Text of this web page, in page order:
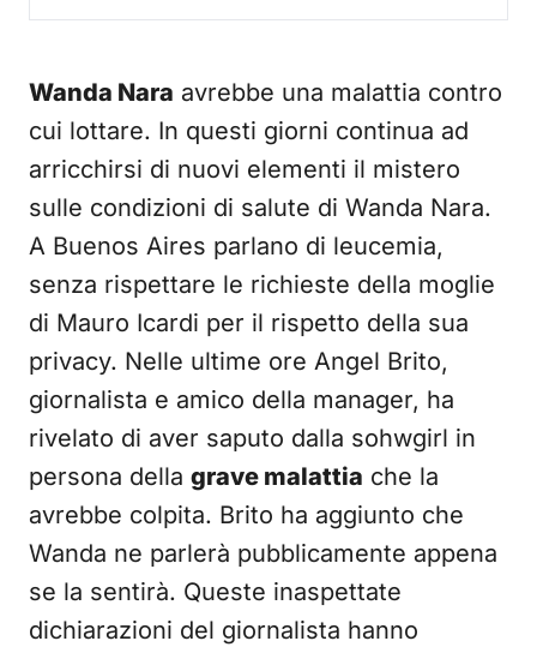
Wanda Nara avrebbe una malattia contro
cui lottare. In questi giorni continua ad
arricchirsi di nuovi elementi il mistero
sulle condizioni di salute di Wanda Nara.
A Buenos Aires parlano di leucemia,
senza rispettare le richieste della moglie
di Mauro Icardi per il rispetto della sua
privacy. Nelle ultime ore Angel Brito,
giornalista e amico della manager, ha
rivelato di aver saputo dalla sohwgirl in
persona della grave malattia che la
avrebbe colpita. Brito ha aggiunto che
Wanda ne parlerà pubblicamente appena
se la sentirà. Queste inaspettate
dichiarazioni del giornalista hanno